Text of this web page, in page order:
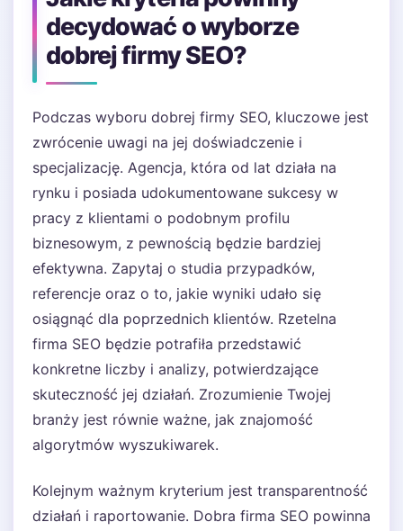
decydować o wyborze
dobrej firmy SEO?
Podczas wyboru dobrej firmy SEO, kluczowe jest
zwrócenie uwagi na jej doświadczenie i
specjalizację. Agencja, która od lat działa na
rynku i posiada udokumentowane sukcesy w
pracy z klientami o podobnym profilu
biznesowym, z pewnością będzie bardziej
efektywna. Zapytaj o studia przypadków,
referencje oraz o to, jakie wyniki udało się
osiągnąć dla poprzednich klientów. Rzetelna
firma SEO będzie potrafiła przedstawić
konkretne liczby i analizy, potwierdzające
skuteczność jej działań. Zrozumienie Twojej
branży jest równie ważne, jak znajomość
algorytmów wyszukiwarek.
Kolejnym ważnym kryterium jest transparentność
działań i raportowanie. Dobra firma SEO powinna